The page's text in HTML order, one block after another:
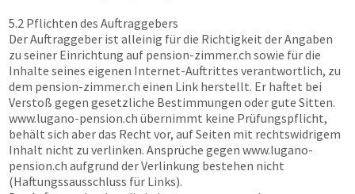
5.2 Pflichten des Auftraggebers
Der Auftraggeber ist alleinig für die Richtigkeit der Angaben
zu seiner Einrichtung auf pension-zimmer.ch sowie für die
Inhalte seines eigenen Internet-Auftrittes verantwortlich, zu
dem pension-zimmer.ch einen Link herstellt. Er haftet bei
Verstoß gegen gesetzliche Bestimmungen oder gute Sitten.
www.lugano-pension.ch übernimmt keine Prüfungspflicht,
behält sich aber das Recht vor, auf Seiten mit rechtswidrigem
Inhalt nicht zu verlinken. Ansprüche gegen www.lugano-
pension.ch aufgrund der Verlinkung bestehen nicht
(Haftungssausschluss für Links).